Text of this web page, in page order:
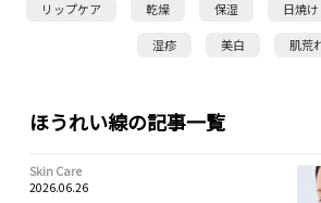
リップケア 乾燥 保湿 日焼け
湿疹 美白 肌荒
ほうれい線の記事一覧
Skin Care
2026.06.26